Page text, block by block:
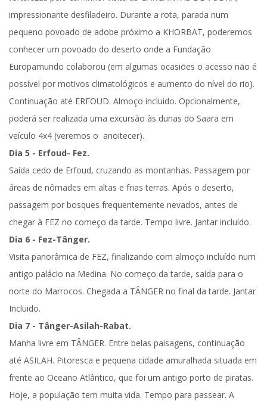
impressionante desfiladeiro. Durante a rota, parada num
pequeno povoado de adobe próximo a KHORBAT, poderemos
conhecer um povoado do deserto onde a Fundação
Europamundo colaborou (em algumas ocasiões o acesso não é
possível por motivos climatológicos e aumento do nível do rio).
Continuação até ERFOUD. Almoço incluido. Opcionalmente,
poderá ser realizada uma excursão às dunas do Saara em
veículo 4x4 (veremos o anoitecer).
Dia 5 - Erfoud- Fez.
Saída cedo de Erfoud, cruzando as montanhas. Passagem por
áreas de nômades em altas e frias terras. Após o deserto,
passagem por bosques frequentemente nevados, antes de
chegar à FEZ no começo da tarde. Tempo livre. Jantar incluído.
Dia 6 - Fez-Tânger.
Visita panorâmica de FEZ, finalizando com almoço incluído num
antigo palácio na Medina. No começo da tarde, saída para o
norte do Marrocos. Chegada a TÂNGER no final da tarde. Jantar
Incluido.
Dia 7 - Tânger-Asilah-Rabat.
Manha livre em TÂNGER. Entre belas paisagens, continuação
até ASILAH. Pitoresca e pequena cidade amuralhada situada em
frente ao Oceano Atlântico, que foi um antigo porto de piratas.
Hoje, a população tem muita vida. Tempo para passear. A